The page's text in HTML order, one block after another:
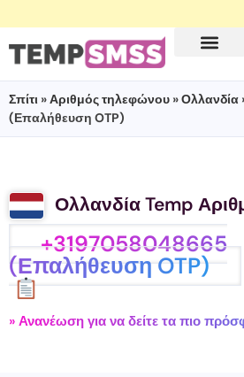
Σπίτι »Αριθμός τηλεφώνου »Ολλανδία
(Επαλήθευση OTP)
Ολλανδία Temp
+3197058048665
(Επαλήθευση OTP)
» Ανανέωση για να δείτε τα πιο